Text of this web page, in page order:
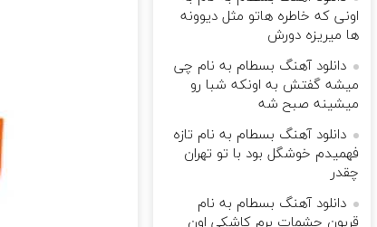
اونی که خاطره هاتو مثل دیوونه
ها میریزه دورش
دانلود آهنگ بسطام به نام چی
میشه گفتش به اونکه شبا رو
میشینه صبح شه
دانلود آهنگ بسطام به نام تازه
فهمیدم خوشگل بود با تو تهران
چقدر
دانلود آهنگ بسطام به نام